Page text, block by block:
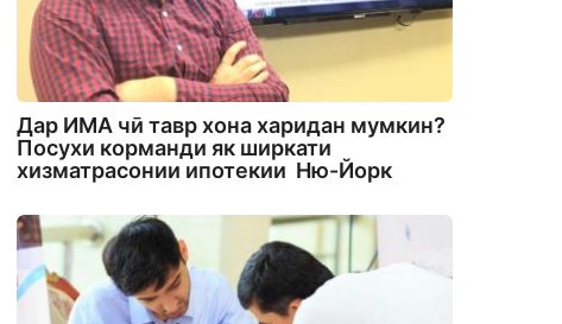
Дар ИМА чӣ тавр хона харидан мумкин?
Посухи корманди як ширкати
хизматрасонии ипотекии Ню-Йорк